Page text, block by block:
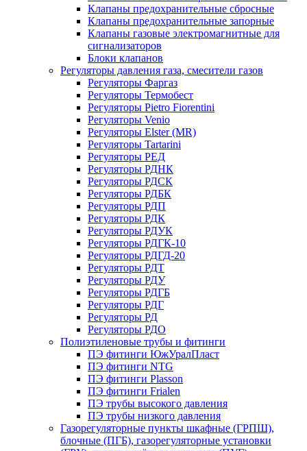
Клапаны предохранительные сбросные
Клапаны предохранительные запорные
Клапаны газовые электромагнитные для
сигнализаторов
Блоки клапанов
Регуляторы давления газа, смесители газов
Регуляторы Фаргаз
Регуляторы Термобест
Регуляторы Pietro Fiorentini
Регуляторы Venio
Регуляторы Elster (MR)
Регуляторы Tartarini
Регуляторы РЕД
Регуляторы РДНК
Регуляторы РДСК
Регуляторы РДБК
Регуляторы РДП
Регуляторы РДК
Регуляторы РДУК
Регуляторы РДГК-10
Регуляторы РДГД-20
Регуляторы РДТ
Регуляторы РДУ
Регуляторы РДГБ
Регуляторы РДГ
Регуляторы РД
Регуляторы РДО
Полиэтиленовые трубы и фитинги
ПЭ фитинги ЮжУралПласт
ПЭ фитинги NTG
ПЭ фитинги Plasson
ПЭ фитинги Frialen
ПЭ трубы высокого давления
ПЭ трубы низкого давления
Газорегуляторные пункты шкафные (ГРПШ),
блочные (ПГБ), газорегуляторные установки